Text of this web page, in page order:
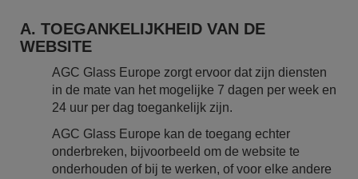
A. TOEGANKELIJKHEID VAN DE
WEBSITE
AGC Glass Europe zorgt ervoor dat zijn diensten
in de mate van het mogelijke 7 dagen per week en
24 uur per dag toegankelijk zijn.
AGC Glass Europe kan de toegang echter
onderbreken, bijvoorbeeld om de website te
onderhouden of bij te werken, of voor elke andere